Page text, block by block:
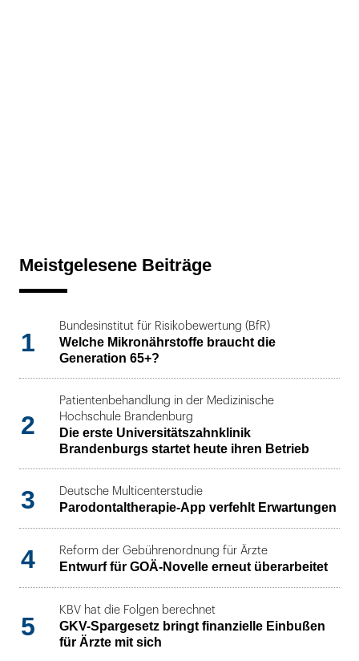
Meistgelesene Beiträge
1
Bundesinstitut für Risikobewertung (BfR)
Welche Mikronährstoffe braucht die
Generation 65+?
2
Patientenbehandlung in der Medizinische
Hochschule Brandenburg
Die erste Universitätszahnklinik
Brandenburgs startet heute ihren Betrieb
3 Deutsche Multicenterstudie
Parodontaltherapie-App verfehlt Erwartungen
4 Reform der Gebührenordnung für Ärzte
Entwurf für GOÄ-Novelle erneut überarbeitet
5
KBV hat die Folgen berechnet
GKV-Spargesetz bringt finanzielle Einbußen
für Ärzte mit sich